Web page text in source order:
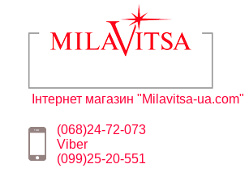
Інтернет магазин "Milavitsa-ua.com"
(068)24-72-073
Viber
(099)25-20-551